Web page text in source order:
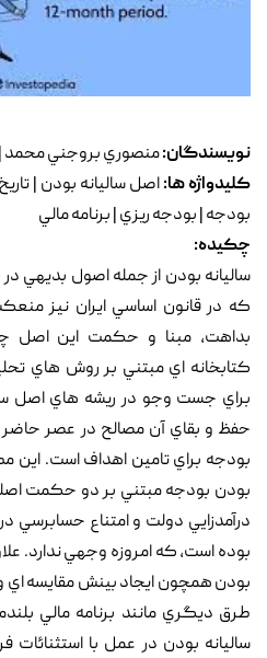
نویسندگان:منصوري بروجني محمد
کلیدواژه ها:اصل ساليانه بودن |
بودجه | بودجه ريزي | برنامه مالي
چکیده:
ساليانه بودن از جمله اصول بديهي
که در قانون اساسي ايران نيز
بداهت, مبنا و حکمت اين اصل
کتابخانه اي مبتني بر روش هاي
براي جست وجو در ريشه هاي اصل
حفظ و بقاي آن مصالح در عصر حاضر
بودجه براي تامين اهداف است. اين
بودن بودجه مبتني بر دو حکمت
درآمدزايي دولت و امتناع حسابرسي
بوده است, که امروزه وجهي ندارد.
بودن همچون ايجاد بينش مقايسه اي
طرق ديگري مانند برنامه مالي
ساليانه بودن در عمل با استثنائات